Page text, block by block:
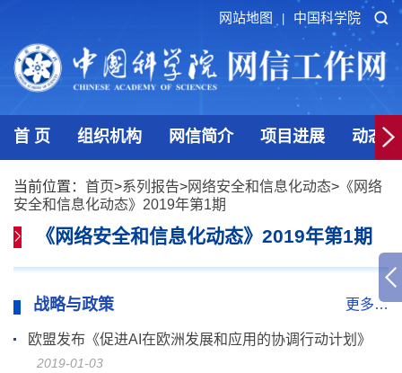
网站地图 中国科学院
首 页 组织机构 网信简介 项目进展 动态
当前位置： 首页>系列报告>网络安全和信息化动态> 《网络
安全和信息化动态》2019年第1期
《网络安全和信息化动态》2019年第1期
战略与政策 更多…
欧盟发布《促进AI在欧洲发展和应用的协调行动计划》
2019-01-03